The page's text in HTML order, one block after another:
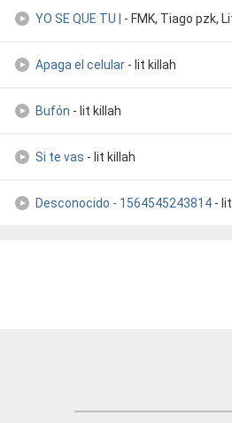
YO SE QUE TU | - FMK, Tiago pzk,
Apaga el celular - lit killah
Bufón - lit killah
Si te vas - lit killah
Desconocido - 1564545243814 -